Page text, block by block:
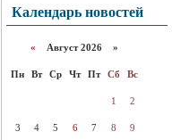
Календарь новостей
« Август 2026 »
Пн Вт Ср Чт Пт Сб Вс
1 2
3 4 5 6 7 8 9